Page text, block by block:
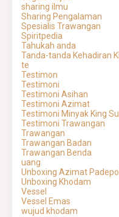
sharing ilmu
Sharing Pengalaman
Spesialis Trawangan
Spiritpedia
Tahukah anda
Tanda-tanda Kehadiran
te
Testimon
Testimoni
Testimoni Asihan
Testimoni Azimat
Testimoni Minyak King
Testimoni Trawangan
Trawangan
Trawangan Badan
Trawangan Benda
uang
Unboxing Azimat
Unboxing Khodam
Vessel
Vessel Emas
wujud khodam